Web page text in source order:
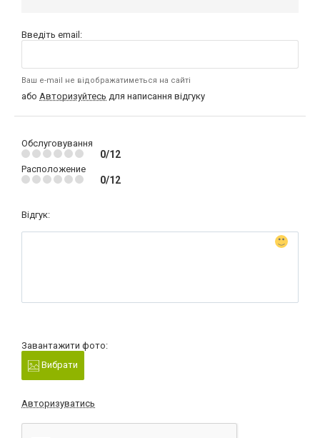
Введіть email:
Ваш e-mail не відображатиметься на сайті
або Авторизуйтесь для написання відгуку
Обслуговування
0/12
Расположение
0/12
Відгук:
Завантажити фото:
Вибрати
Авторизуватись